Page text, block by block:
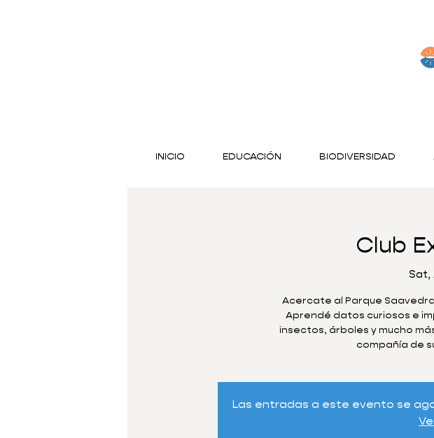
INICIO EDUCACIÓN BIODIVERSIDAD
Club
Sat,
Acercate al Parque
Aprendé datos curiosos e
insectos, árboles y mucho
compañía de
Las entradas a este evento se